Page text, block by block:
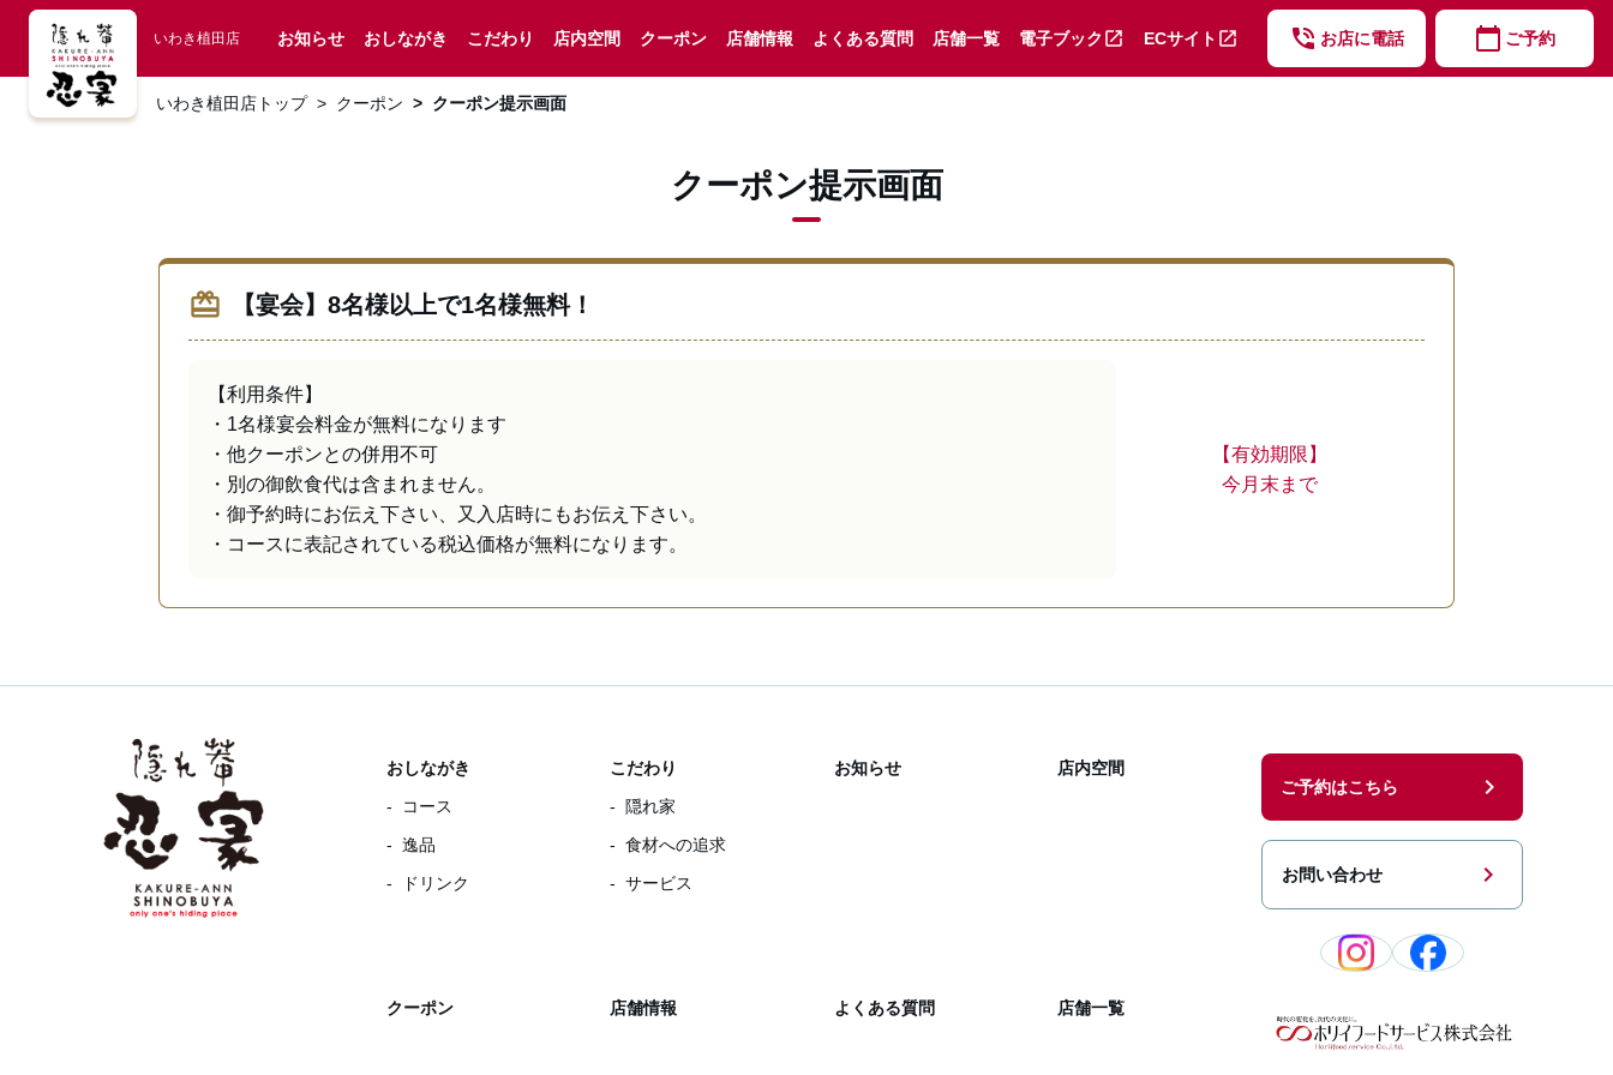
お知らせ おしながき こだわり 店内空間 クーポン 店舗情報 よくある質問 店舗一覧 電子ブック open_in_new ECサイト open_in_new phone_in_talk お店に電話 calendar_today ご予約
いわき植田店
いわき植田店トップ クーポン クーポン提示画面
クーポン提示画面
redeem 【宴会】8名様以上で1名様無料！
【利用条件】
・1名様宴会料金が無料になります
・他クーポンとの併用不可
・別の御飲食代は含まれません。
・御予約時にお伝え下さい、又入店時にもお伝え下さい。
・コースに表記されている税込価格が無料になります。
【有効期限】
今月末まで
おしながき
コース
逸品
ドリンク
こだわり
隠れ家
食材への追求
サービス
お知らせ 店内空間
クーポン 店舗情報 よくある質問 店舗一覧
ご予約はこちら chevron_right
お問い合わせ chevron_right